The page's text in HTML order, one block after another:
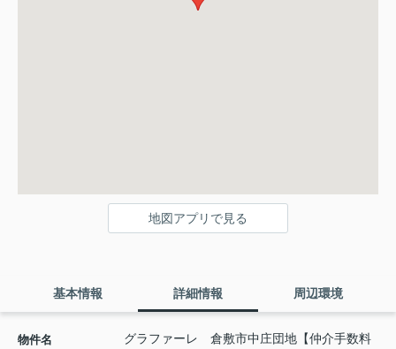
地図アプリで見る
基本情報 詳細情報 周辺環境
物件名
グラファーレ 倉敷市中庄団地【仲介手数料